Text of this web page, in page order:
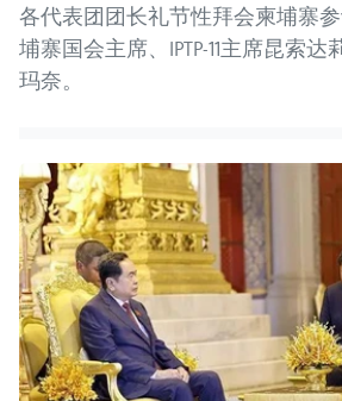
各代表团团长礼节性拜会柬埔寨
埔寨国会主席、IPTP-11主席昆索
玛奈。